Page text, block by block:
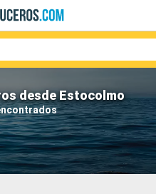
desde Estocolmo